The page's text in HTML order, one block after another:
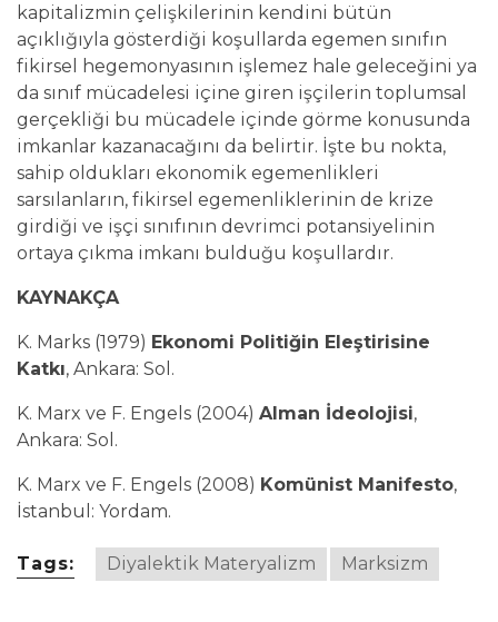
kapitalizmin çelişkilerinin kendini bütün
açıklığıyla gösterdiği koşullarda egemen sınıfın
fikirsel hegemonyasının işlemez hale geleceğini ya
da sınıf mücadelesi içine giren işçilerin toplumsal
gerçekliği bu mücadele içinde görme konusunda
imkanlar kazanacağını da belirtir. İşte bu nokta,
sahip oldukları ekonomik egemenlikleri
sarsılanların, fikirsel egemenliklerinin de krize
girdiği ve işçi sınıfının devrimci potansiyelinin
ortaya çıkma imkanı bulduğu koşullardır.
KAYNAKÇA
K. Marks (1979) Ekonomi Politiğin Eleştirisine
Katkı, Ankara: Sol.
K. Marx ve F. Engels (2004) Alman İdeolojisi,
Ankara: Sol.
K. Marx ve F. Engels (2008) Komünist Manifesto,
İstanbul: Yordam.
Tags: Diyalektik Materyalizm Marksizm